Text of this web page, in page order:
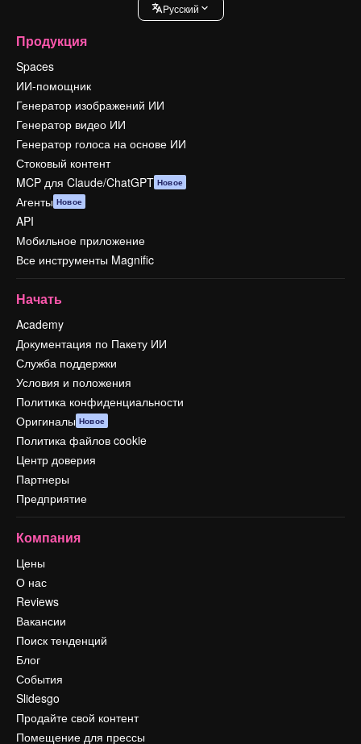
Pусский
Продукция
Spaces
ИИ-помощник
Генератор изображений ИИ
Генератор видео ИИ
Генератор голоса на основе ИИ
Стоковый контент
MCP для Claude/ChatGPT Новое
Агенты Новое
API
Мобильное приложение
Все инструменты Magnific
Начать
Academy
Документация по Пакету ИИ
Служба поддержки
Условия и положения
Политика конфиденциальности
Оригиналы Новое
Политика файлов cookie
Центр доверия
Партнеры
Предприятие
Компания
Цены
О нас
Reviews
Вакансии
Поиск тенденций
Блог
События
Slidesgo
Продайте свой контент
Помещение для прессы